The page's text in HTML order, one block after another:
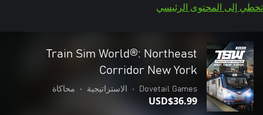
تخطي إلى المحتوى الرئيسي
Train Sim World®: Northeast
Corridor New York
Dovetail Games
• الاستراتيجية • محاكاة
USD$36.99